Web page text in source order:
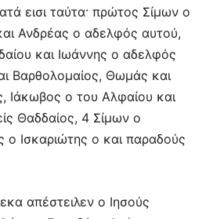
εισι ταύτα· πρώτος Σίμων ο
Ανδρέας ο αδελφός αυτού,
και Ιωάννης ο αδελφός
Βαρθολομαίος, Θωμάς και
Ιάκωβος ο του Αλφαίου και
Θαδδαίος, 4 Σίμων ο
ο Ισκαριώτης ο και παραδούς
απέστειλεν ο Ιησούς